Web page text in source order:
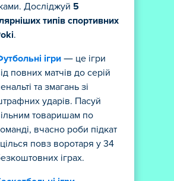
Досліджуй 5
типів спортивних
.
ігри — це ігри
повних матчів до серій
та змагань зі
ударів. Пасуй
товаришам по
вчасно роби підкат
цілься повз воротаря у 34
іграх.